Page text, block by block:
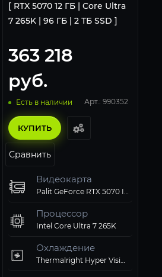
[ RTX 5070 12 ГБ | Core Ultra
7 265K | 96 ГБ | 2 ТБ SSD ]
363 218
руб.
Есть в наличии Арт.: 990352
КУПИТЬ
Сравнить
Видеокарта
Palit GeForce RTX 5070 Infinity 3 OC
Процессор
Intel Core Ultra 7 265K
Охлаждение
Thermalright Hyper Vision 360 UB ARGB Black